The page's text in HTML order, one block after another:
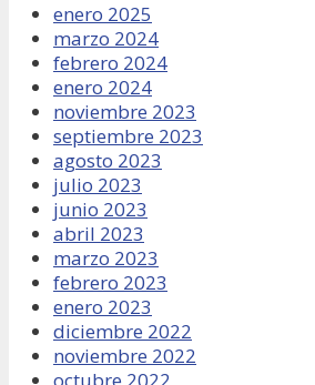
enero 2025
marzo 2024
febrero 2024
enero 2024
noviembre 2023
septiembre 2023
agosto 2023
julio 2023
junio 2023
abril 2023
marzo 2023
febrero 2023
enero 2023
diciembre 2022
noviembre 2022